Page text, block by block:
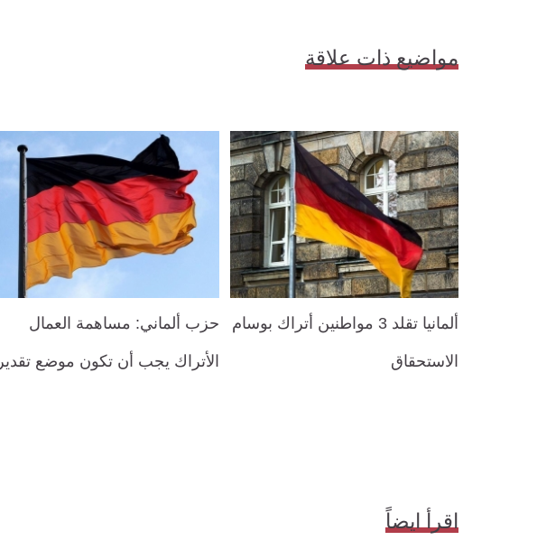
مواضيع ذات علاقة
ألمانيا تقلد 3 مواطنين أتراك بوسام
الاستحقاق
حزب ألماني: مساهمة العمال
الأتراك يجب أن تكون موضع تقدير
اقرأ ايضاً